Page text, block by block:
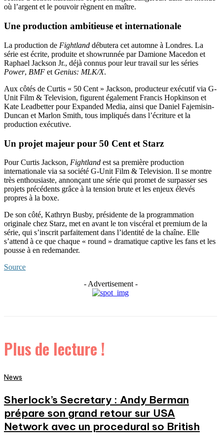
où l’argent et le pouvoir règnent en maître.
Une production ambitieuse et internationale
La production de Fightland débutera cet automne à Londres. La
série est écrite, produite et showrunnée par Damione Macedon et
Raphael Jackson Jr., déjà connus pour leur travail sur les séries
Power, BMF et Genius: MLK/X.
Aux côtés de Curtis « 50 Cent » Jackson, producteur exécutif via G-
Unit Film & Television, figurent également Francis Hopkinson et
Kate Leadbetter pour Expanded Media, ainsi que Daniel Fajemisin-
Duncan et Marlon Smith, tous impliqués dans l’écriture et la
production exécutive.
Un projet majeur pour 50 Cent et Starz
Pour Curtis Jackson, Fightland est sa première production
internationale via sa société G-Unit Film & Television. Il se montre
très enthousiaste, annonçant une série qui promet de surpasser ses
projets précédents grâce à la tension brute et les enjeux élevés
propres à la boxe.
De son côté, Kathryn Busby, présidente de la programmation
originale chez Starz, met en avant le ton viscéral et premium de la
série, qui s’inscrit parfaitement dans l’identité de la chaîne. Elle
s’attend à ce que chaque « round » dramatique captive les fans et les
pousse à en redemander.
Source
- Advertisement -
Plus de lecture !
News
Sherlock’s Secretary : Andy Berman
prépare son grand retour sur USA
Network avec un procedural so British